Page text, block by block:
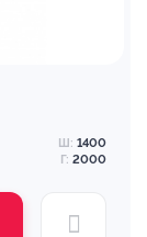
Ш: 1400
Г: 2000